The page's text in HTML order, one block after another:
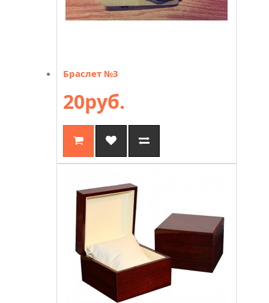
Браслет №3
20руб.